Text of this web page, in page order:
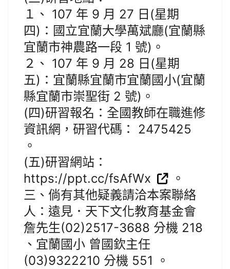
１、 107 年 9 月 27 日(星期
四)：國立宜蘭大學萬斌廳(宜蘭縣
宜蘭市神農路一段 1 號)。
２、 107 年 9 月 28 日(星期
五)：宜蘭縣宜蘭市宜蘭國小(宜蘭
縣宜蘭市崇聖街 2 號)。
(四)研習報名：全國教師在職進修
資訊網，研習代碼： 2475425
。
(五)研習網站：
https://ppt.cc/fsAfWx
。
三、倘有其他疑義請洽本案聯絡
人：遠見．天下文化教育基金會
詹先生(02)2517-3688 分機 218
、宜蘭國小 曾國欽主任
(03)9322210 分機 551 。